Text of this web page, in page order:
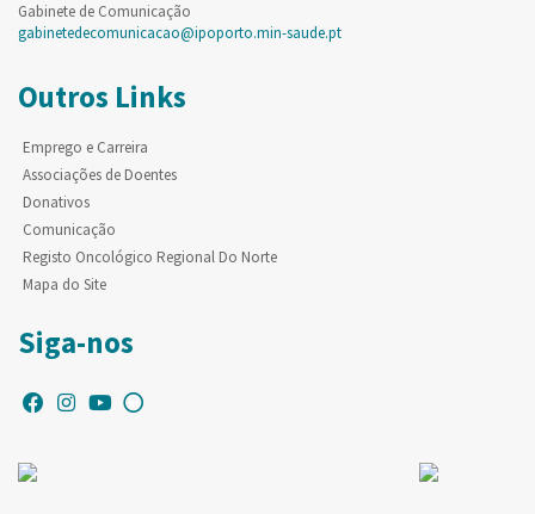
Gabinete de Comunicação
gabinetedecomunicacao@ipoporto.min-saude.pt
Outros Links
Emprego e Carreira
Associações de Doentes
Donativos
Comunicação
Registo Oncológico Regional Do Norte
Mapa do Site
Siga-nos